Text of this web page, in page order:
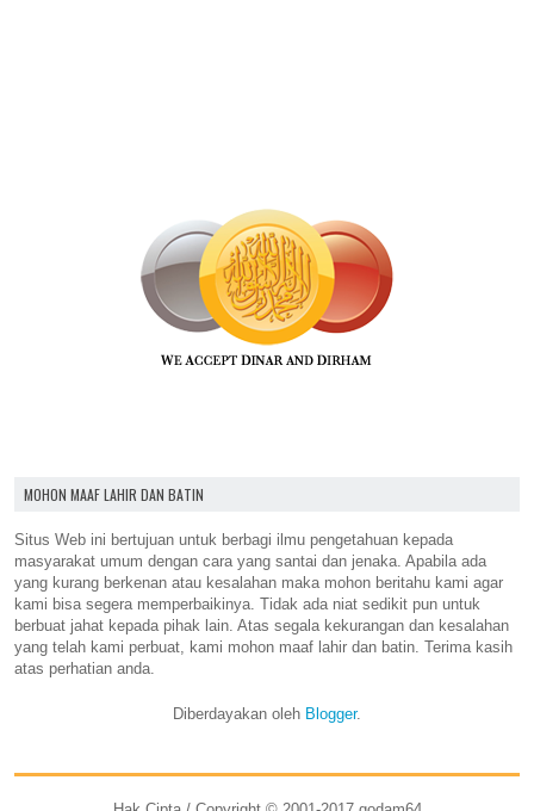
MOHON MAAF LAHIR DAN BATIN
Situs Web ini bertujuan untuk berbagi ilmu pengetahuan kepada
masyarakat umum dengan cara yang santai dan jenaka. Apabila ada
yang kurang berkenan atau kesalahan maka mohon beritahu kami agar
kami bisa segera memperbaikinya. Tidak ada niat sedikit pun untuk
berbuat jahat kepada pihak lain. Atas segala kekurangan dan kesalahan
yang telah kami perbuat, kami mohon maaf lahir dan batin. Terima kasih
atas perhatian anda.
Diberdayakan oleh Blogger.